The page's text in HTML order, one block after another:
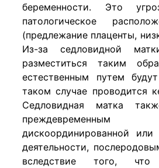
беременности. Это
патологическое
(предлежание плаценты,
Из-за седловидной
разместиться таким
естественным путем
таком случае проводится
Седловидная матка
дискоординированной
деятельности,
вследствие того,